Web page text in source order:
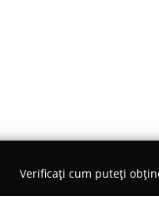
Verificați cum puteți